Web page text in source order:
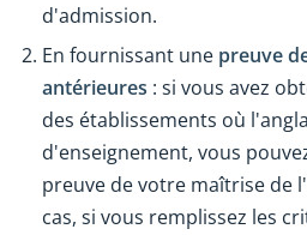
d'admission.
En fournissant une preuve
antérieures : si vous avez
des établissements où
d'enseignement, vous
preuve de votre maîtrise de
cas, si vous remplissez les